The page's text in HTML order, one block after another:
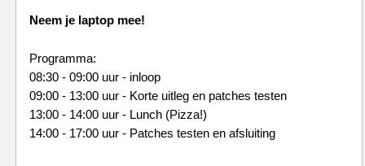
Neem je laptop mee!
Programma:
08:30 - 09:00 uur - inloop
09:00 - 13:00 uur - Korte uitleg en patches testen
13:00 - 14:00 uur - Lunch (Pizza!)
14:00 - 17:00 uur - Patches testen en afsluiting